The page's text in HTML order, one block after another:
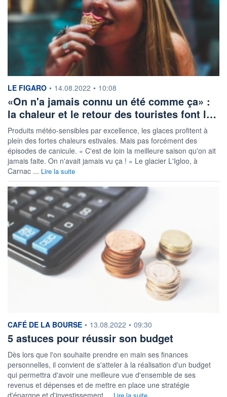
information fournie par
LE FIGARO • 14.08.2022 • 10:08
«On n'a jamais connu un été comme ça» :
la chaleur et le retour des touristes font l…
Produits météo-sensibles par excellence, les glaces profitent à
plein des fortes chaleurs estivales. Mais pas forcément des
épisodes de canicule. « C'est de loin la meilleure saison qu'on ait
jamais faite. On n'avait jamais vu ça ! » Le glacier L'Igloo, à
Carnac ... Lire la suite
information fournie par
CAFÉ DE LA BOURSE • 13.08.2022 • 09:30
5 astuces pour réussir son budget
Dès lors que l'on souhaite prendre en main ses finances
personnelles, il convient de s'atteler à la réalisation d'un budget
qui permettra d'avoir une meilleure vue d'ensemble de ses
revenus et dépenses et de mettre en place une stratégie
d'épargne et d'investissement ...